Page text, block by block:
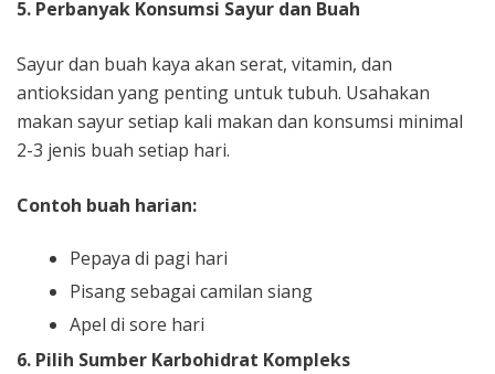
5. Perbanyak Konsumsi Sayur dan Buah
Sayur dan buah kaya akan serat, vitamin, dan
antioksidan yang penting untuk tubuh. Usahakan
makan sayur setiap kali makan dan konsumsi minimal
2-3 jenis buah setiap hari.
Contoh buah harian:
Pepaya di pagi hari
Pisang sebagai camilan siang
Apel di sore hari
6. Pilih Sumber Karbohidrat Kompleks